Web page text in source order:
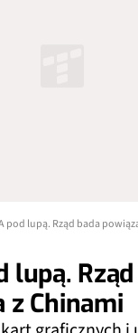
pod lupą. Rząd bada
lupą.
z Chinami